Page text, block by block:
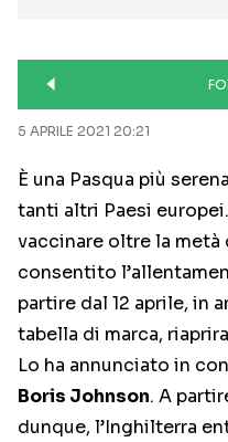
5 APRILE 2021 20:21
È una Pasqua più
tanti altri Paesi
vaccinare oltre la metà
consentito
partire dal 12 aprile, in
tabella di marca,
Lo ha annunciato in
Boris Johnson. A
dunque, l’Inghilterra